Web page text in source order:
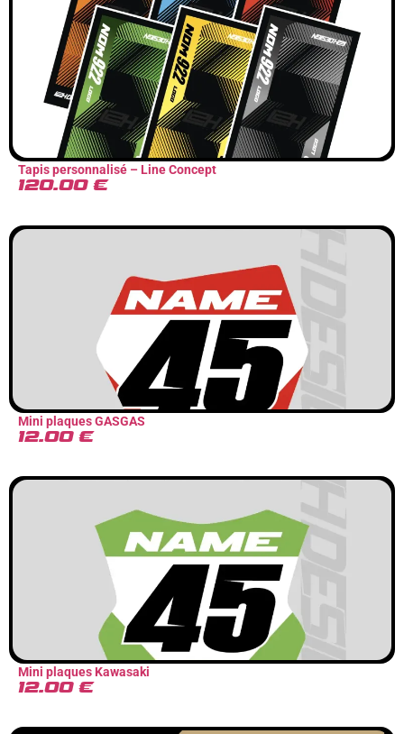
Tapis personnalisé – Line Concept
120.00 €
Mini plaques GASGAS
12.00 €
Mini plaques Kawasaki
12.00 €